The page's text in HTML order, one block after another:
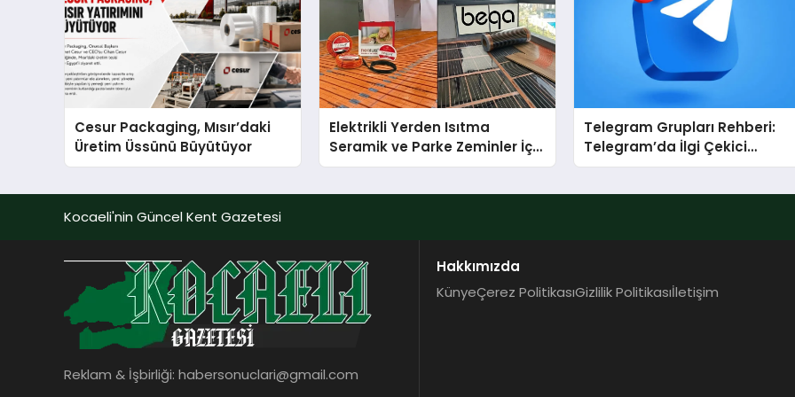
Cesur Packaging, Mısır’daki
Üretim Üssünü Büyütüyor
Elektrikli Yerden Isıtma
Seramik ve Parke Zeminler İçin
En Verimli Çözümler
Telegram Grupları Rehberi:
Telegram’da İlgi Çekici
Topluluklar Nasıl Bulunur?
Kocaeli'nin Güncel Kent Gazetesi
Reklam & İşbirliği: habersonuclari@gmail.com
Hakkımızda
KünyeÇerez PolitikasıGizlilik Politikasıİletişim